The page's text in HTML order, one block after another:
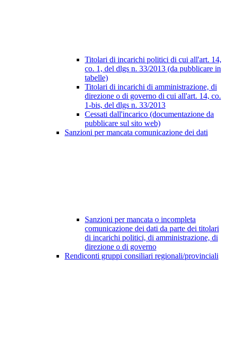
Titolari di incarichi politici di cui all'art. 14,
co. 1, del dlgs n. 33/2013 (da pubblicare in
tabelle)
Titolari di incarichi di amministrazione, di
direzione o di governo di cui all'art. 14, co.
1-bis, del dlgs n. 33/2013
Cessati dall'incarico (documentazione da
pubblicare sul sito web)
Sanzioni per mancata comunicazione dei dati
Sanzioni per mancata o incompleta
comunicazione dei dati da parte dei titolari
di incarichi politici, di amministrazione, di
direzione o di governo
Rendiconti gruppi consiliari regionali/provinciali